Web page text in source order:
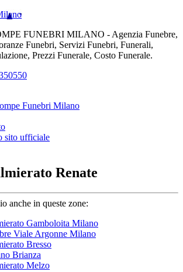
FUNEBRI MILANO - Agenzia Funebre,
Funebri, Servizi Funebri, Funerali,
Prezzi Funerale, Costo Funerale.
Funebri Milano
sito ufficiale
Renate
anche in queste zone:
Gamboloita Milano
Viale Argonne Milano
Bresso
Brianza
Melzo